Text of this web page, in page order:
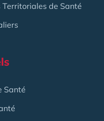
Territoriales de Santé
Santé